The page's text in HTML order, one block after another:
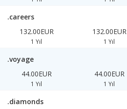
.careers
132.00EUR
1 Yıl
132.00EUR
1 Yıl
.voyage
44.00EUR
1 Yıl
44.00EUR
1 Yıl
.diamonds